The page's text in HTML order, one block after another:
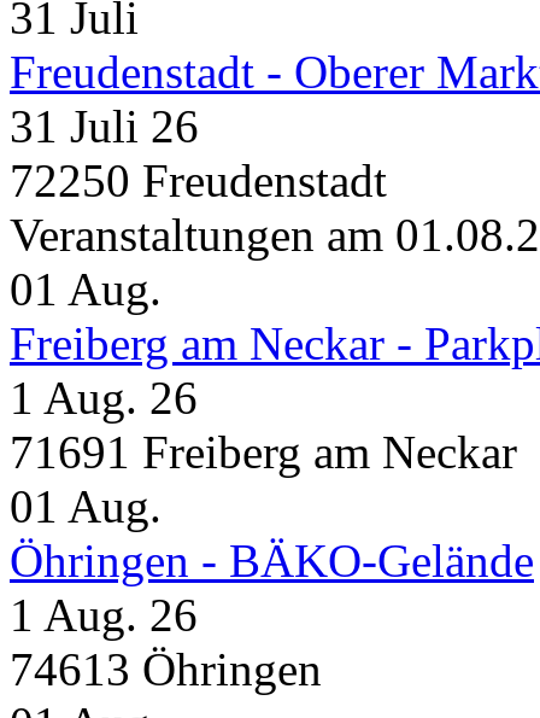
31 Juli
Freudenstadt - Oberer
31 Juli 26
72250 Freudenstadt
Veranstaltungen am
01 Aug.
Freiberg am Neckar -
1 Aug. 26
71691 Freiberg am Neckar
01 Aug.
Öhringen - BÄKO-Gelände
1 Aug. 26
74613 Öhringen